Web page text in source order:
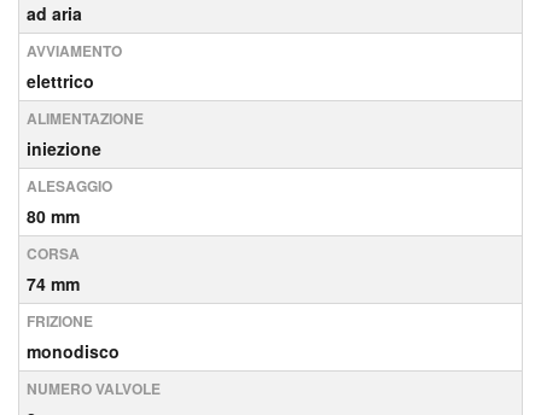
ad aria
AVVIAMENTO
elettrico
ALIMENTAZIONE
iniezione
ALESAGGIO
80 mm
CORSA
74 mm
FRIZIONE
monodisco
NUMERO VALVOLE